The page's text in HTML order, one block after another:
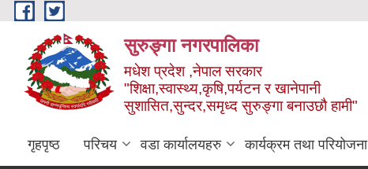
Skip to main content
सुरुङ्‍गा नगरपालिका
मधेश प्रदेश ,नेपाल सरकार
"शिक्षा,स्वास्थ्य,कृषि,पर्यटन र खानेपानी
सुशासित,सुन्दर,समृध्द सुरुङ्गा बनाउछौ हामी"
गृहपृष्ठ परिचय वडा कार्यालयहरु कार्यक्रम तथा परियोजना